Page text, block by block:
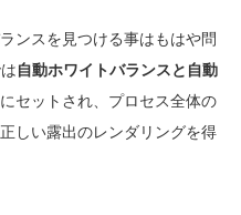
ンスを見つける事はもはや問
自動ホワイトバランスと自動
セットされ、プロセス全体の
しい露出のレンダリングを得